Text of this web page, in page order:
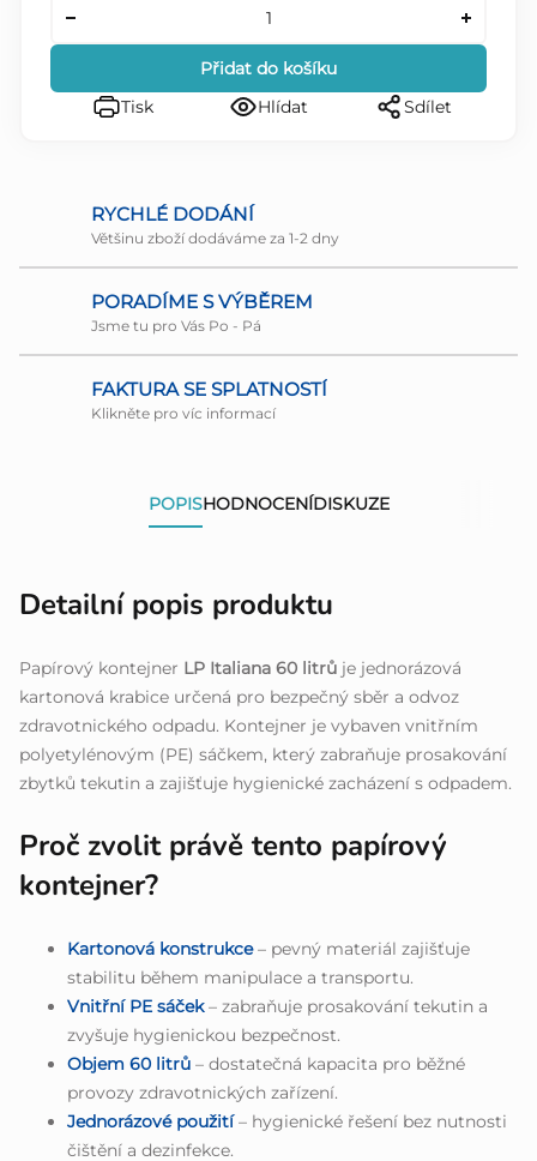
Přidat do košíku
Tisk
Hlídat Sdílet
RYCHLÉ DODÁNÍ
Většinu zboží dodáváme za 1-2 dny
PORADÍME S VÝBĚREM
Jsme tu pro Vás Po - Pá
FAKTURA SE SPLATNOSTÍ
Klikněte pro víc informací
POPISHODNOCENÍDISKUZE
Detailní popis produktu
Papírový kontejner LP Italiana 60 litrů je jednorázová
kartonová krabice určená pro bezpečný sběr a odvoz
zdravotnického odpadu. Kontejner je vybaven vnitřním
polyetylénovým (PE) sáčkem, který zabraňuje prosakování
zbytků tekutin a zajišťuje hygienické zacházení s odpadem.
Proč zvolit právě tento papírový
kontejner?
Kartonová konstrukce– pevný materiál zajišťuje
stabilitu během manipulace a transportu.
Vnitřní PE sáček– zabraňuje prosakování tekutin a
zvyšuje hygienickou bezpečnost.
Objem 60 litrů – dostatečná kapacita pro běžné
provozy zdravotnických zařízení.
Jednorázové použití– hygienické řešení bez nutnosti
čištění a dezinfekce.